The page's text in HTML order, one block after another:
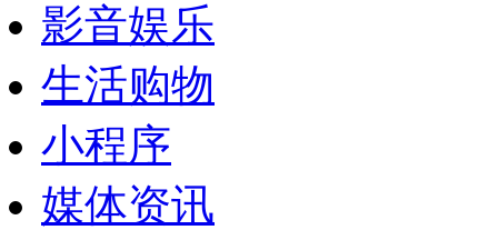
影音娱乐
生活购物
小程序
媒体资讯